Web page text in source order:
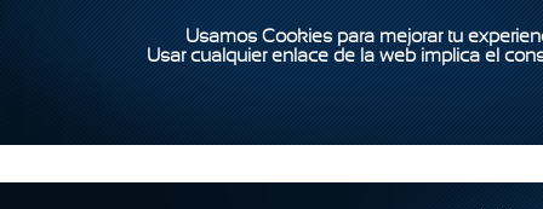
Usamos Cookies para mejorar tu
Usar cualquier enlace de la web implica el